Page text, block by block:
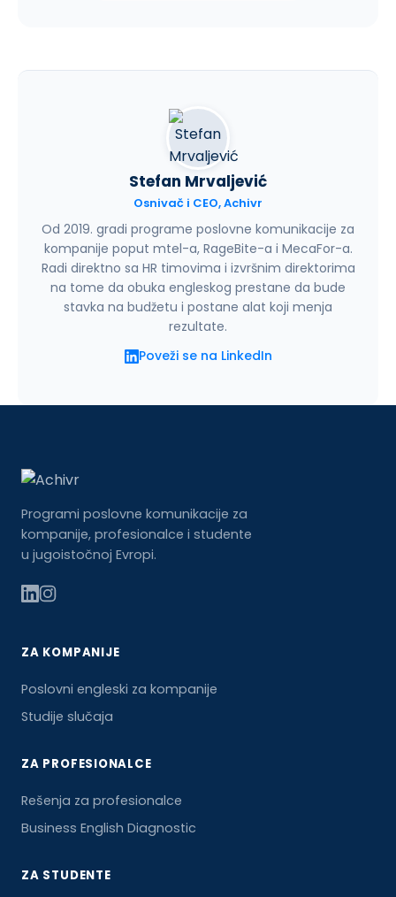
Stefan Mrvaljević
Osnivač i CEO, Achivr
Od 2019. gradi programe poslovne komunikacije za
kompanije poput mtel-a, RageBite-a i MecaFor-a.
Radi direktno sa HR timovima i izvršnim direktorima
na tome da obuka engleskog prestane da bude
stavka na budžetu i postane alat koji menja
rezultate.
Poveži se na LinkedIn
Programi poslovne komunikacije za
kompanije, profesionalce i studente
u jugoistočnoj Evropi.
ZA KOMPANIJE
Poslovni engleski za kompanije
Studije slučaja
ZA PROFESIONALCE
Rešenja za profesionalce
Business English Diagnostic
ZA STUDENTE